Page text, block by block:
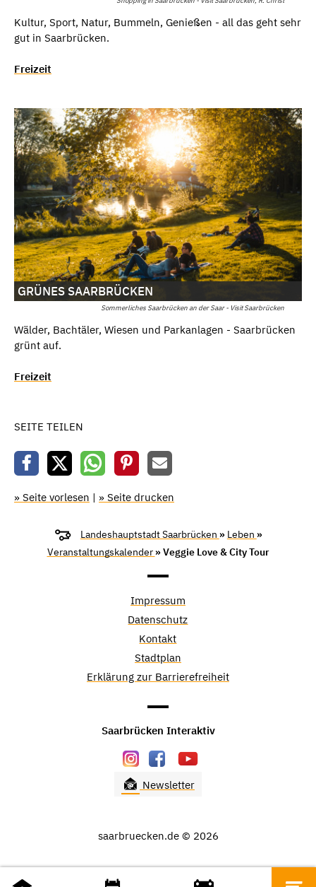
Kultur, Sport, Natur, Bummeln, Genießen - all das geht sehr
gut in Saarbrücken.
Freizeit
Sommerliches Saarbrücken an der Saar - Visit Saarbrücken
GRÜNES SAARBRÜCKEN
Wälder, Bachtäler, Wiesen und Parkanlagen - Saarbrücken
grünt auf.
Freizeit
SEITE TEILEN
» Seite vorlesen | » Seite drucken
Landeshauptstadt Saarbrücken » Leben »
Veranstaltungskalender » Veggie Love & City Tour
Impressum
Datenschutz
Kontakt
Stadtplan
Erklärung zur Barrierefreiheit
Saarbrücken Interaktiv
Newsletter
saarbruecken.de © 2026